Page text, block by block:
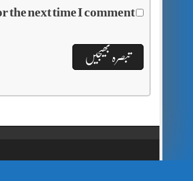
the next time I comment.